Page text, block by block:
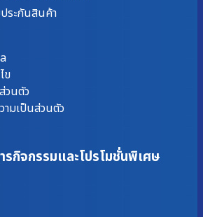
ประกันสินค้า
ข
วนตัว
ามเป็นส่วนตัว
รกิจกรรมและโปรโมชั่นพิเศษ